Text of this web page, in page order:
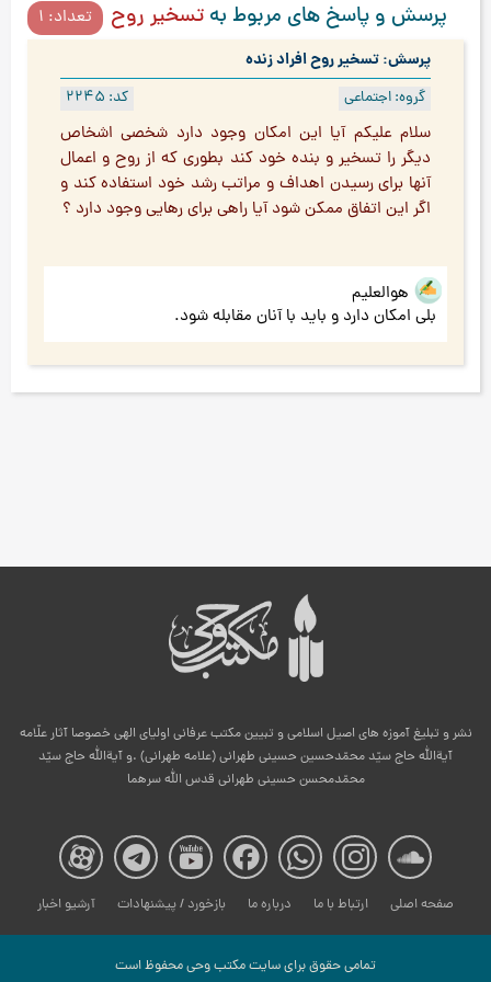
پرسش و پاسخ های مربوط به تسخیر روح تعداد: 1
پرسش: تسخیر روح افراد زنده
کد: 2245 گروه: اجتماعی
سلام علیکم آیا این امکان وجود دارد شخصی اشخاص
دیگر را تسخیر و بنده خود کند بطوری که از روح و اعمال
آنها برای رسیدن اهداف و مراتب رشد خود استفاده کند و
اگر این اتفاق ممکن شود آیا راهی برای رهایی وجود دارد ؟
هوالعلیم
بلی امکان دارد و باید با آنان مقابله شود.
نشر و تبلیغ آموزه های اصیل اسلامی و تبیین مکتب عرفانی اولیای الهی خصوصا آثار علّامه
آیةالله حاج سیّد محمّدحسین حسینی طهرانی (علامه طهرانی) .و آیةالله حاج سیّد
محمّدمحسن حسینی طهرانی قدس الله سرهما
صفحه
مکتب
صفحه
مکتب
صفحه
مکتب
صفحه
مکتب
صفحه
مکتب
صفحه اصلی ارتباط با ما درباره ما بازخورد / پیشنهادات آرشیو اخبار
تمامی حقوق برای سایت مكتب وحی محفوظ است